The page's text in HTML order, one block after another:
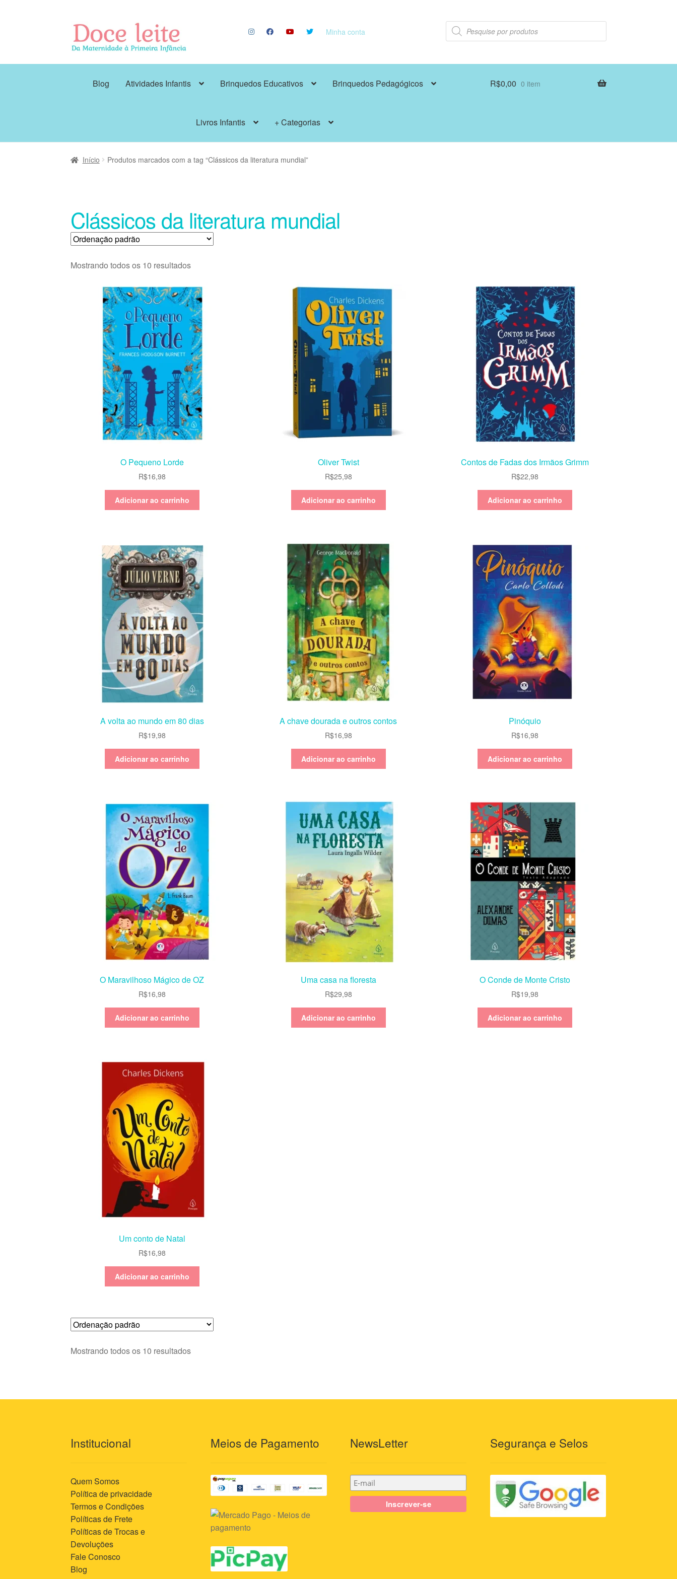
Pular
para
navegação
Pular
para
o
conteúdo
Minha conta
Pesquisar
produtos
Blog Atividades Infantis Brinquedos Educativos Brinquedos Pedagógicos
Livros Infantis + Categorias
R$0,00 0 item
Início Produtos marcados com a tag “Clássicos da literatura mundial”
Clássicos da literatura mundial
Mostrando todos os 10 resultados
O Pequeno Lorde
R$16,98
Adicionar ao carrinho
Oliver Twist
R$25,98
Adicionar ao carrinho
Contos de Fadas dos Irmãos Grimm
R$22,98
Adicionar ao carrinho
A volta ao mundo em 80 dias
R$19,98
Adicionar ao carrinho
A chave dourada e outros contos
R$16,98
Adicionar ao carrinho
Pinóquio
R$16,98
Adicionar ao carrinho
O Maravilhoso Mágico de OZ
R$16,98
Adicionar ao carrinho
Uma casa na floresta
R$29,98
Adicionar ao carrinho
O Conde de Monte Cristo
R$19,98
Adicionar ao carrinho
Um conto de Natal
R$16,98
Adicionar ao carrinho
Mostrando todos os 10 resultados
Institucional
Quem Somos
Política de privacidade
Termos e Condições
Políticas de Frete
Políticas de Trocas e
Devoluções
Fale Conosco
Blog
Meios de Pagamento NewsLetter Segurança e Selos